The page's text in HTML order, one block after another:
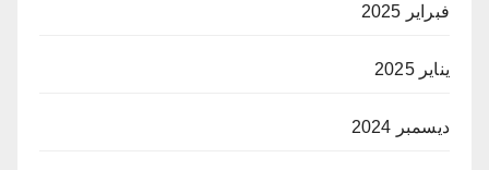
فبراير 2025
يناير 2025
ديسمبر 2024